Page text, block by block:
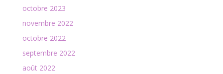
octobre 2023
novembre 2022
octobre 2022
septembre 2022
août 2022